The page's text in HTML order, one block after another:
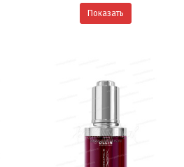
Показать